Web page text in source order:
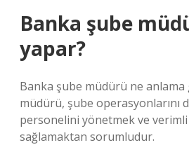
Banka şube
yapar?
Banka şube müdürü ne anlama
müdürü, şube operasyonlarını
personelini yönetmek ve verimli
sağlamaktan sorumludur.